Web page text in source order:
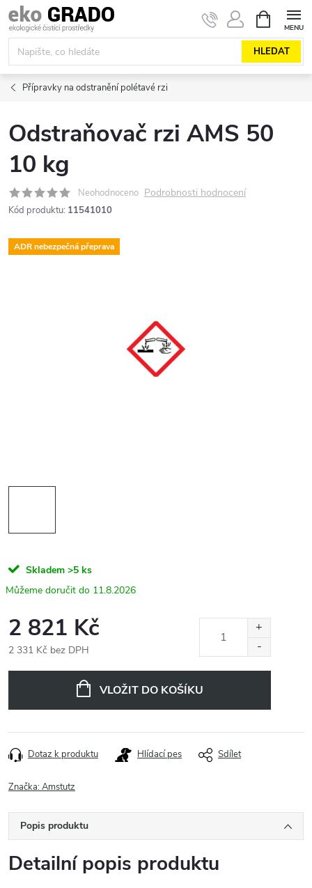
Přejít
na
obsah
HLEDAT
NÁKUPNÍ
KOŠÍK
Přípravky na odstranění polétavé rzi
Odstraňovač rzi AMS 50
10 kg
Neohodnoceno Podrobnosti hodnocení
Kód produktu: 11541010
ADR nebezpečná přeprava
Skladem >5 ks
11.8.2026
2 821 Kč
2 331 Kč bez DPH
VLOŽIT DO KOŠÍKU
Dotaz k produktu Hlídací pes Sdílet
Značka:Amstutz
Popis produktu
Detailní popis produktu